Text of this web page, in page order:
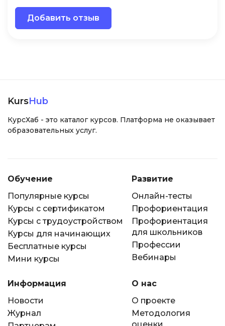
Добавить отзыв
KursHub
КурсХаб - это каталог курсов. Платформа не оказывает
образовательных услуг.
Обучение
Популярные курсы
Курсы с сертификатом
Курсы с трудоустройством
Курсы для начинающих
Бесплатные курсы
Мини курсы
Развитие
Онлайн-тесты
Профориентация
Профориентация
для школьников
Профессии
Вебинары
Информация
Новости
Журнал
О нас
О проекте
Методология
оценки